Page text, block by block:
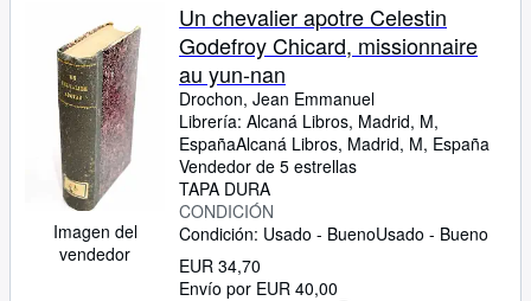
Imagen del
vendedor
Un chevalier apotre Celestin
Godefroy Chicard, missionnaire
au yun-nan
Drochon, Jean Emmanuel
Librería: Alcaná Libros, Madrid, M,
EspañaAlcaná Libros, Madrid, M, España
Vendedor de 5 estrellas
TAPA DURA
CONDICIÓN
Condición: Usado - BuenoUsado - Bueno
EUR 34,70
Envío por EUR 40,00